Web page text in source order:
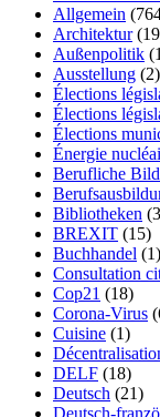
Allgemein
Architektur
Außenpolitik
Ausstellung (2)
Élections
Élections
Élections
Énergie
Berufliche
Bibliotheken
BREXIT (15)
Buchhandel (1)
Consultation
Cop21 (18)
Corona-Virus
Cuisine (1)
DELF (18)
Deutsch (21)